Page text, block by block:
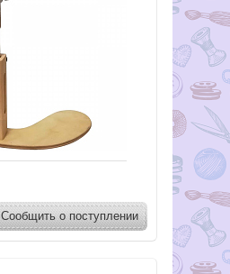
Сообщить о поступлении